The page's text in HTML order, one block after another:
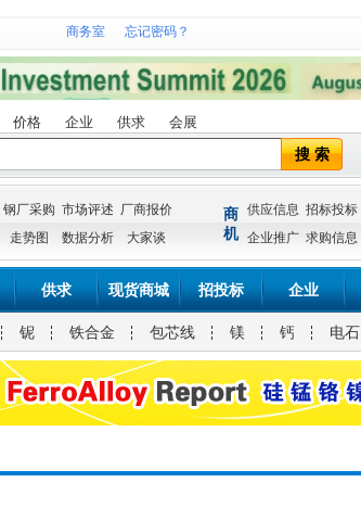
商务室 忘记密码？
价格 企业 供求 会展
搜 索
钢厂采购 市场评述 厂商报价
走势图 数据分析 大家谈
商
机
供应信息 招标投标
企业推广 求购信息
供求 现货商城 招投标 企业
铌 铁合金 包芯线 镁 钙 电石